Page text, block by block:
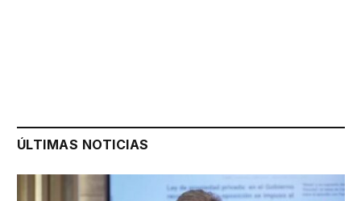
ÚLTIMAS NOTICIAS